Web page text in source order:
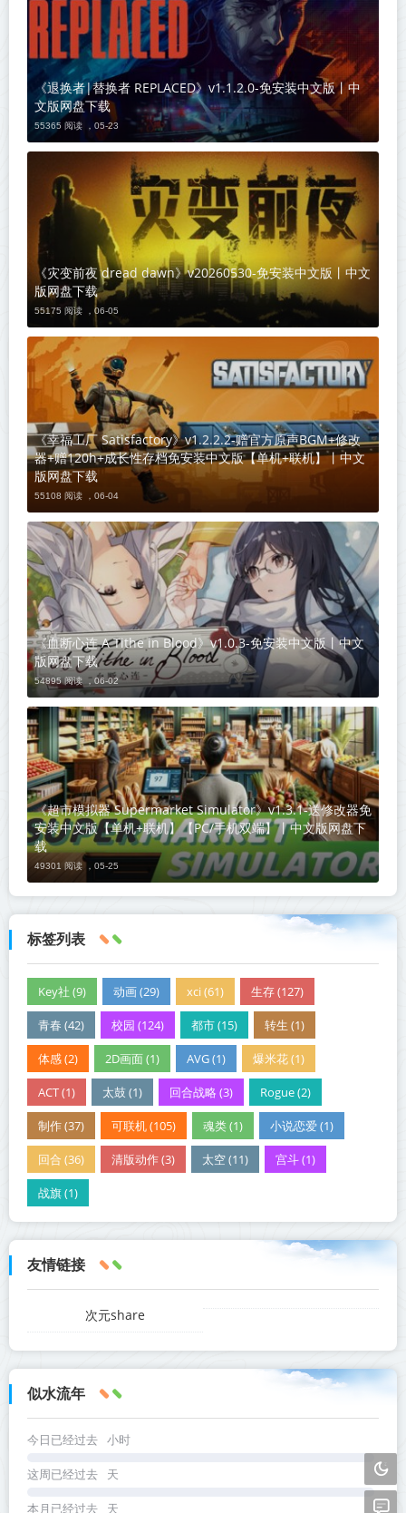
《退换者|替换者 REPLACED》v1.1.2.0-免安装中文版丨中
文版网盘下载
55365 阅读 ， 05-23
《灾变前夜 dread dawn》v20260530-免安装中文版丨中文
版网盘下载
55175 阅读 ， 06-05
《幸福工厂 Satisfactory》v1.2.2.2-赠官方原声BGM+修改
器+赠120h+成长性存档免安装中文版【单机+联机】丨中文
版网盘下载
55108 阅读 ， 06-04
《血断心连 A Tithe in Blood》v1.0.3-免安装中文版丨中文
版网盘下载
54895 阅读 ， 06-02
《超市模拟器 Supermarket Simulator》v1.3.1-送修改器免
安装中文版【单机+联机】【PC/手机双端】丨中文版网盘下
载
49301 阅读 ， 05-25
标签列表
Key社 (9) 动画 (29) xci (61) 生存 (127)
青春 (42) 校园 (124) 都市 (15) 转生 (1)
体感 (2) 2D画面 (1) AVG (1) 爆米花 (1)
ACT (1) 太鼓 (1) 回合战略 (3) Rogue (2)
制作 (37) 可联机 (105) 魂类 (1) 小说恋爱 (1)
回合 (36) 清版动作 (3) 太空 (11) 宫斗 (1)
战旗 (1)
友情链接
次元share
似水流年
今日已经过去 小时
这周已经过去 天
本月已经过去 天